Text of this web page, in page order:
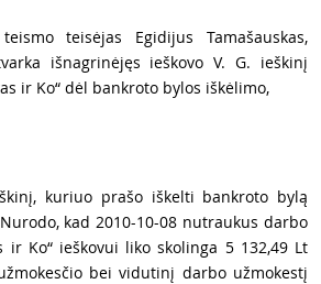
teisėjas Egidijus Tamašauskas,
išnagrinėjęs ieškovo V. G. ieškinį
ir Ko“ dėl bankroto bylos iškėlimo,
kuriuo prašo iškelti bankroto bylą
kad 2010-10-08 nutraukus darbo
ir Ko“ ieškovui liko skolinga 5 132,49 Lt
bei vidutinį darbo užmokestį